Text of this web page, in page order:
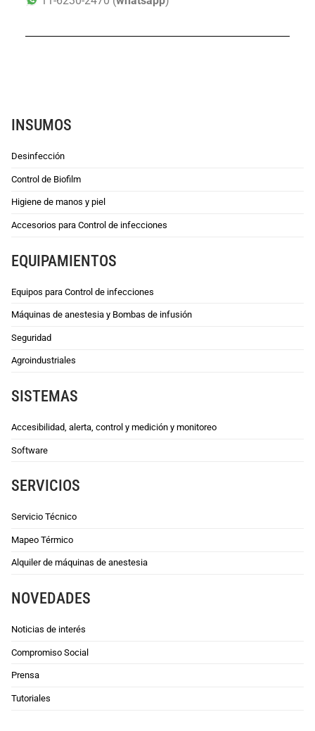
INSUMOS
Desinfección
Control de Biofilm
Higiene de manos y piel
Accesorios para Control de infecciones
EQUIPAMIENTOS
Equipos para Control de infecciones
Máquinas de anestesia y Bombas de infusión
Seguridad
Agroindustriales
SISTEMAS
Accesibilidad, alerta, control y medición y monitoreo
Software
SERVICIOS
Servicio Técnico
Mapeo Térmico
Alquiler de máquinas de anestesia
NOVEDADES
Noticias de interés
Compromiso Social
Prensa
Tutoriales